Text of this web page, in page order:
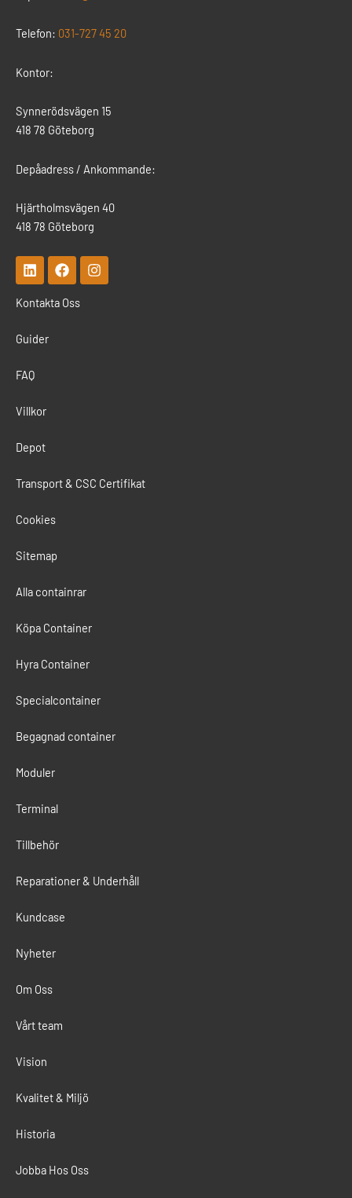
Telefon: 031-727 45 20
Kontor:
Synnerödsvägen 15
418 78 Göteborg
Depåadress / Ankommande:
Hjärtholmsvägen 40
418 78 Göteborg
L
i
k
d
i
F
a
e
I
n
Kontakta Oss
Guider
FAQ
Villkor
Depot
Transport & CSC Certifikat
Cookies
Sitemap
Alla containrar
Köpa Container
Hyra Container
Specialcontainer
Begagnad container
Moduler
Terminal
Tillbehör
Reparationer & Underhåll
Kundcase
Nyheter
Om Oss
Vårt team
Vision
Kvalitet & Miljö
Historia
Jobba Hos Oss